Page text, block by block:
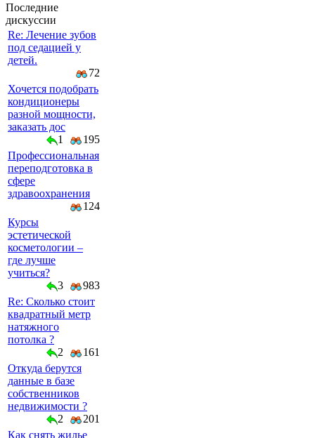
Последние
дискуссии
Re: Лечение зубов
под седацией у
детей.
72
Хочется подобрать
кондиционеры
разной мощности,
заказать дос
1
195
Профессиональная
переподготовка в
сфере
здравоохранения
124
Курсы
эстетической
косметологии –
где лучше
учиться?
3
983
Re: Сколько стоит
квадратный метр
натяжного
потолка ?
2
161
Откуда берутся
данные в базе
собственников
недвижимости ?
2
201
Как снять жилье